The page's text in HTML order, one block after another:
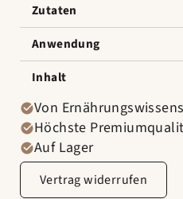
Zutaten
Anwendung
Inhalt
Von
Höchste
Auf Lager
Vertrag widerrufen